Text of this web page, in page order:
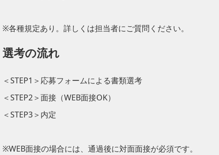
※各種規定あり。詳しくは担当者にご質問ください。
選考の流れ
＜STEP1＞応募フォームによる書類選考
＜STEP2＞面接（WEB面接OK）
＜STEP3＞内定
※WEB面接の場合には、通過後に対面面接が必須です。